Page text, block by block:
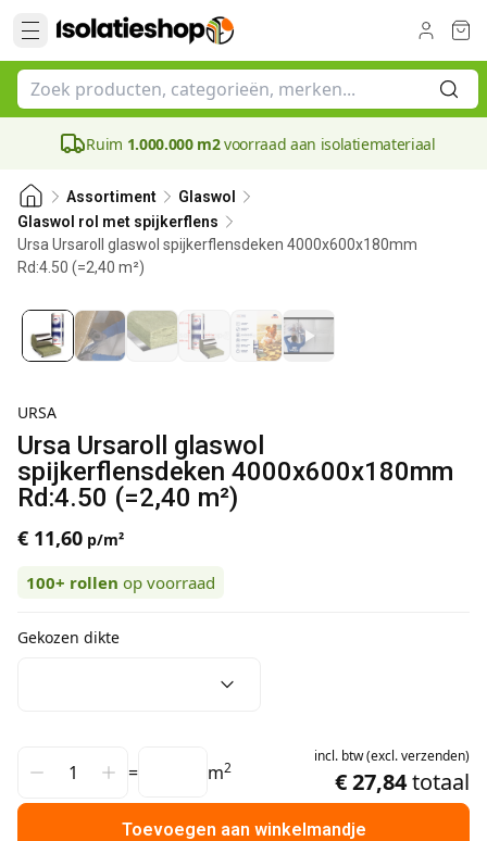
Ruim 1.000.000 m2voorraad aan isolatiemateriaal
Assortiment
Glaswol
Glaswol rol met spijkerflens
Ursa Ursaroll glaswol spijkerflensdeken 4000x600x180mm
Rd:4.50 (=2,40 m²)
URSA
Ursa Ursaroll glaswol
spijkerflensdeken 4000x600x180mm
Rd:4.50 (=2,40 m²)
€ 11,60 p/m²
100+ rollen op voorraad
Gekozen dikte
= m2
incl. btw(excl.verzenden)
€ 27,84totaal
Toevoegen aan winkelmandje